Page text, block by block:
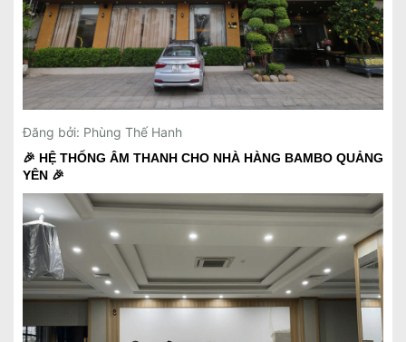
Đăng bởi: Phùng Thế Hanh
🎉 HỆ THỐNG ÂM THANH CHO NHÀ HÀNG BAMBO QUẢNG
YÊN 🎉